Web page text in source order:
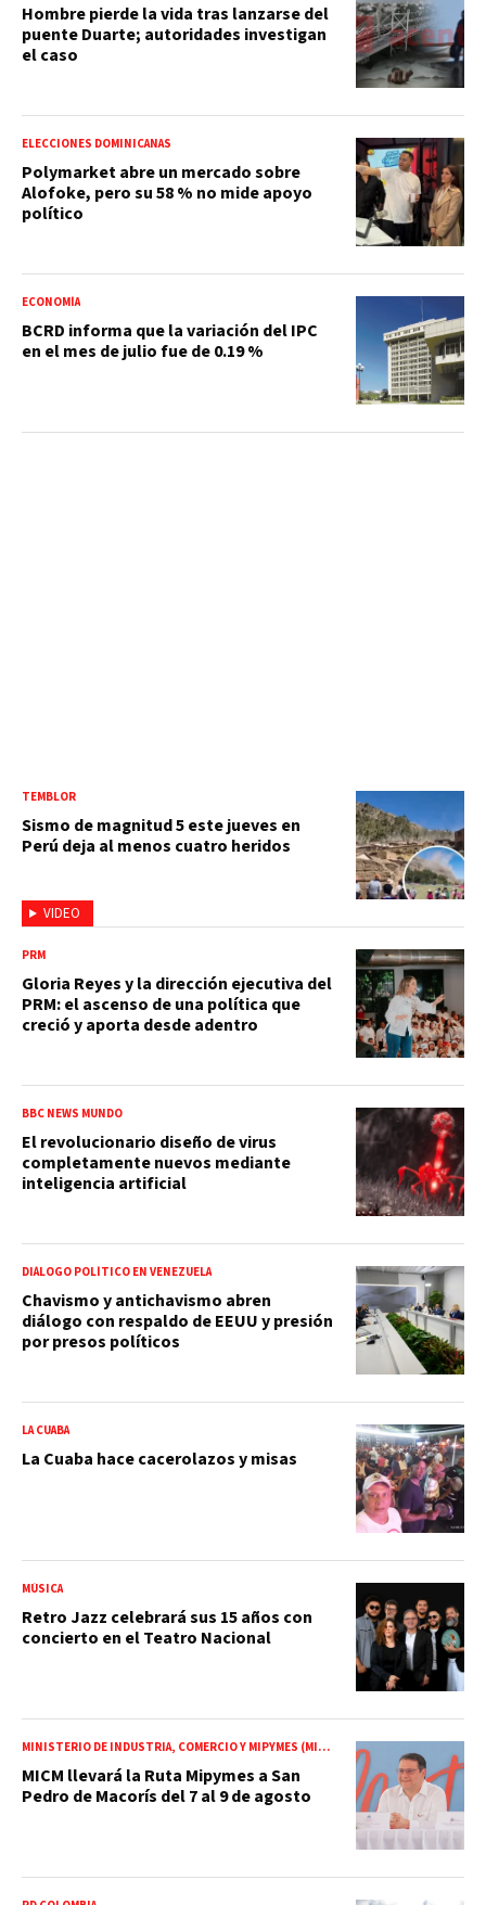
Hombre pierde la vida tras lanzarse del
puente Duarte; autoridades investigan
el caso
ELECCIONES DOMINICANAS
Polymarket abre un mercado sobre
Alofoke, pero su 58 % no mide apoyo
político
ECONOMÍA
BCRD informa que la variación del IPC
en el mes de julio fue de 0.19 %
VIDEO
TEMBLOR
Sismo de magnitud 5 este jueves en
Perú deja al menos cuatro heridos
PRM
Gloria Reyes y la dirección ejecutiva del
PRM: el ascenso de una política que
creció y aporta desde adentro
BBC NEWS MUNDO
El revolucionario diseño de virus
completamente nuevos mediante
inteligencia artificial
DIÁLOGO POLÍTICO EN VENEZUELA
Chavismo y antichavismo abren
diálogo con respaldo de EEUU y presión
por presos políticos
LA CUABA
La Cuaba hace cacerolazos y misas
MÚSICA
Retro Jazz celebrará sus 15 años con
concierto en el Teatro Nacional
MINISTERIO DE INDUSTRIA, COMERCIO Y MIPYMES (MICM)
MICM llevará la Ruta Mipymes a San
Pedro de Macorís del 7 al 9 de agosto